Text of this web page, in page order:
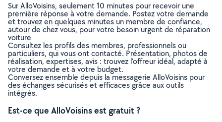
Sur AlloVoisins, seulement 10 minutes pour recevoir une
première réponse à votre demande. Postez votre demande
et trouvez en quelques minutes un membre de confiance,
autour de chez vous, pour votre besoin urgent de réparation
voiture
Consultez les profils des membres, professionnels ou
particuliers, qui vous ont contacté. Présentation, photos de
réalisation, expertises, avis : trouvez l'offreur idéal, adapté à
votre demande et à votre budget.
Conversez ensemble depuis la messagerie AlloVoisins pour
des échanges sécurisés et efficaces grâce aux outils
intégrés.
Est-ce que AlloVoisins est gratuit ?